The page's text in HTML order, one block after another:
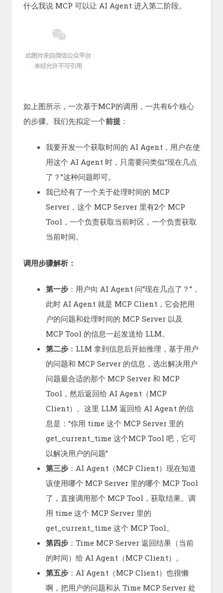
什么我说 MCP 可以让 AI Agent 进入第二阶段。
如上图所示，一次基于MCP的调用，一共有6个核心
的步骤。我们先拟定一个前提：
我要开发一个获取时间的 AI Agent，用户在使
用这个 AI Agent 时，只需要问类似“现在几点
了？”这种问题即可。
我已经有了一个关于处理时间的 MCP
Server，这个 MCP Server 里有2个 MCP
Tool，一个负责获取当前时区，一个负责获取
当前时间。
调用步骤解析：
第一步：用户向 AI Agent 问“现在几点了？”，
此时 AI Agent 就是 MCP Client，它会把用
户的问题和处理时间的 MCP Server 以及
MCP Tool 的信息一起发送给 LLM。
第二步：LLM 拿到信息后开始推理，基于用户
的问题和 MCP Server 的信息，选出解决用户
问题最合适的那个 MCP Server 和 MCP
Tool，然后返回给 AI Agent（MCP
Client）。这里 LLM 返回给 AI Agent 的信
息是：“你用 time 这个 MCP Server 里的
get_current_time 这个MCP Tool 吧，它可
以解决用户的问题”
第三步：AI Agent（MCP Client）现在知道
该使用哪个 MCP Server 里的哪个 MCP Tool
了，直接调用那个 MCP Tool，获取结果。调
用 time 这个 MCP Server 里的
get_current_time 这个 MCP Tool。
第四步：Time MCP Server 返回结果（当前
的时间）给 AI Agent（MCP Client）。
第五步：AI Agent（MCP Client）也很懒
啊，把用户的问题和从 Time MCP Server 处